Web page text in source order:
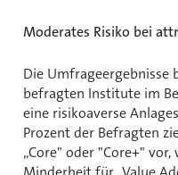
Moderates Risiko bei
Die Umfrageergebnisse
befragten Institute im
eine risikoaverse
Prozent der Befragten
Core" oder "Core+" vor,